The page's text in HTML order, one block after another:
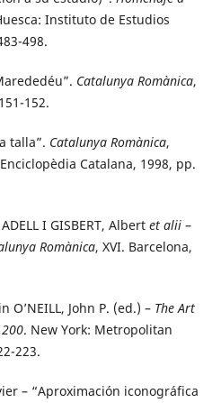
Instituto de Estudios
498.
Catalunya Romànica,
152.
talla”. Catalunya Romànica,
Catalana, 1998, pp.
I GISBERT, Albert et alii–
Romànica, XVI. Barcelona,
O’NEILL, John P. (ed.) – The Art
. New York: Metropolitan
223.
– “Aproximación iconográfica